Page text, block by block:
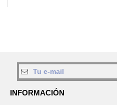
INFORMACIÓN